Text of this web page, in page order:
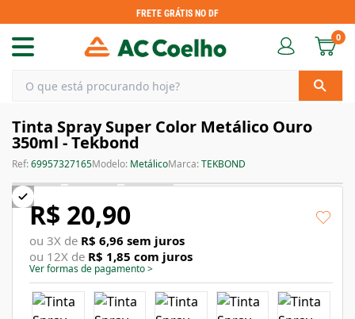
FRETE GRÁTIS NO DF
0
Tinta Spray Super Color Metálico Ouro
350ml - Tekbond
Ref:69957327165Modelo: MetálicoMarca:TEKBOND
R$ 20,90
ou 3X de R$ 6,96 sem juros
ou 12X de R$ 1,85 com juros
Ver formas de pagamento>